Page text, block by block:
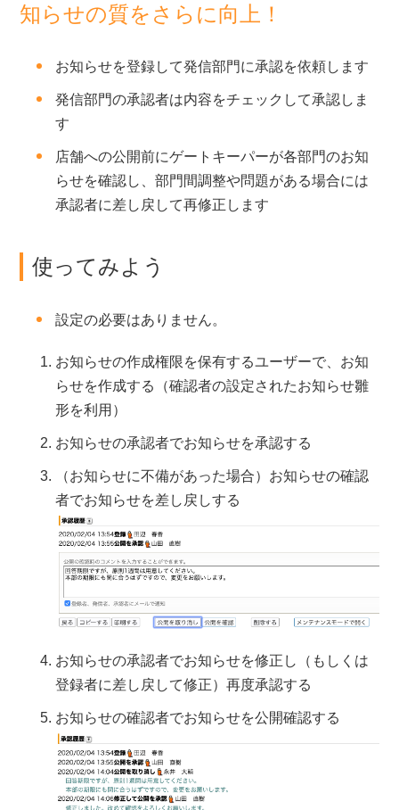
知らせの質をさらに向上！
お知らせを登録して発信部門に承認を依頼します
発信部門の承認者は内容をチェックして承認しま
す
店舗への公開前にゲートキーパーが各部門のお知
らせを確認し、部門間調整や問題がある場合には
承認者に差し戻して再修正します
使ってみよう
設定の必要はありません。
お知らせの作成権限を保有するユーザーで、お知
らせを作成する（確認者の設定されたお知らせ雛
形を利用）
お知らせの承認者でお知らせを承認する
（お知らせに不備があった場合）お知らせの確認
者でお知らせを差し戻しする
お知らせの承認者でお知らせを修正し（もしくは
登録者に差し戻して修正）再度承認する
お知らせの確認者でお知らせを公開確認する